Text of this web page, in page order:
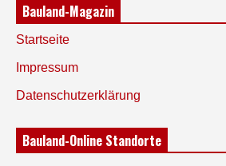
Bauland-Magazin
Startseite
Impressum
Datenschutzerklärung
Bauland-Online Standorte